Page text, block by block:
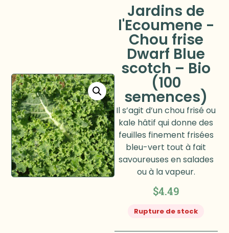
Jardins de
l'Ecoumene -
Chou frise
Dwarf Blue
scotch – Bio
(100
semences)
Il s’agit d’un chou frisé ou
kale hâtif qui donne des
feuilles finement frisées
bleu-vert tout à fait
savoureuses en salades
ou à la vapeur.
$4.49
Rupture de stock